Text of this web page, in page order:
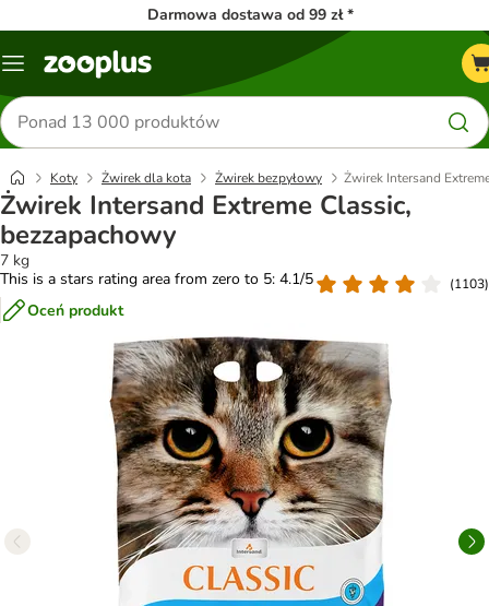
Darmowa dostawa od 99 zł *
Menu
Szukaj
produktów
Koty Żwirek dla kota Żwirek bezpyłowy Żwirek Intersand
Żwirek Intersand Extreme Classic,
bezzapachowy
7 kg
This is a stars rating area from zero to 5: 4.1/5
(1103)
Oceń produkt